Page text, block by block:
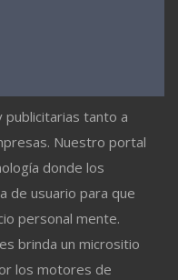
publicitarias tanto a
Nuestro portal
donde los
de usuario para que
personal mente.
brinda un micrositio
los motores de